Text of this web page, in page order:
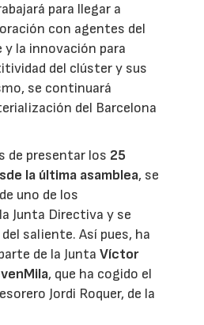
para llegar a
con agentes del
la innovación para
del clúster y sus
se continuará
del Barcelona
de presentar los 25
la última asamblea, se
uno de los
Junta Directiva y se
saliente. Así pues, ha
de la Junta Víctor
, que ha cogido el
Jordi Roquer, de la